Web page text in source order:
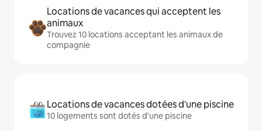
Locations de vacances qui acceptent les
animaux
Trouvez 10 locations acceptant les animaux de
compagnie
Locations de vacances dotées d'une piscine
10 logements sont dotés d'une piscine